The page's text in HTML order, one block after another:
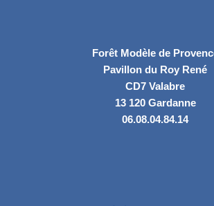
Forêt Modèle de
Pavillon du Roy René
CD7 Valabre
13 120 Gardanne
06.08.04.84.14